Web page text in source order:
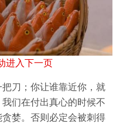
进入下一页
刀；你让谁靠近你，就
们在付出真心的时候不
婪。否则必定会被刺得